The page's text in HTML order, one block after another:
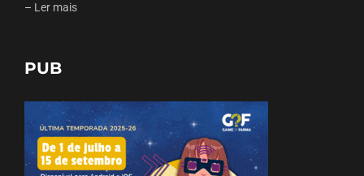
– Ler mais
PUB